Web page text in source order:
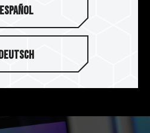
夹手
贴心考虑欲吸附于机壳
生的危险，让玩家更易于
Español